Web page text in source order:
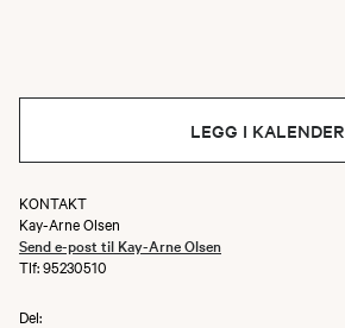
LEGG I KALENDER
KONTAKT
Kay-Arne Olsen
Send e-post til Kay-Arne Olsen
Tlf: 95230510
Del: